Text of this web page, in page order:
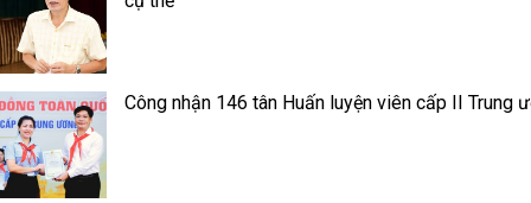
Công nhận 146 tân Huấn luyện viên cấp II Trung